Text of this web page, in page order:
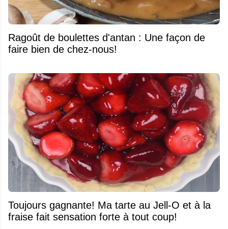
Ragoût de boulettes d'antan : Une façon de
faire bien de chez-nous!
Toujours gagnante! Ma tarte au Jell-O et à la
fraise fait sensation forte à tout coup!